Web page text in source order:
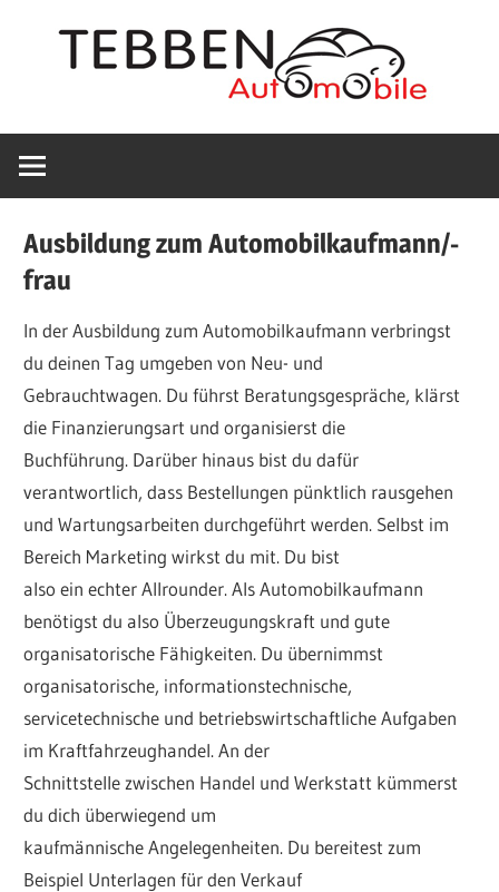
Tebben
Automobile
Bohmte
KFZ
Werkstatt,
Autohaus
und
24h.
Tankstelle
haben
Sie
bitte
Öffnungszeiten
Ausbildung zum Automobilkaufmann/-
frau
In der Ausbildung zum Automobilkaufmann verbringst
du deinen Tag umgeben von Neu- und
Gebrauchtwagen. Du führst Beratungsgespräche, klärst
die Finanzierungsart und organisierst die
Buchführung. Darüber hinaus bist du dafür
verantwortlich, dass Bestellungen pünktlich rausgehen
und Wartungsarbeiten durchgeführt werden. Selbst im
Bereich Marketing wirkst du mit. Du bist
also ein echter Allrounder. Als Automobilkaufmann
benötigst du also Überzeugungskraft und gute
organisatorische Fähigkeiten. Du übernimmst
organisatorische, informationstechnische,
servicetechnische und betriebswirtschaftliche Aufgaben
im Kraftfahrzeughandel. An der
Schnittstelle zwischen Handel und Werkstatt kümmerst
du dich überwiegend um
kaufmännische Angelegenheiten. Du bereitest zum
Beispiel Unterlagen für den Verkauf